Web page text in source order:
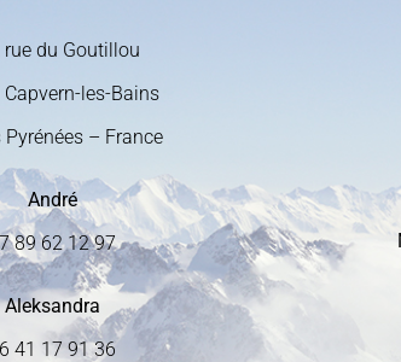
rue du Goutillou
les-Bains
Pyrénées – France
André
89 62 12 97
Aleksandra
41 17 91 36